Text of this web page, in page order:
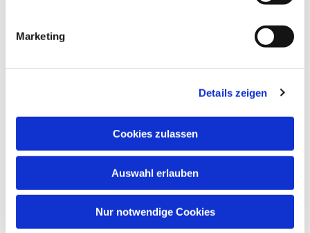
Marketing
Details zeigen
Cookies zulassen
Auswahl erlauben
Nur notwendige Cookies